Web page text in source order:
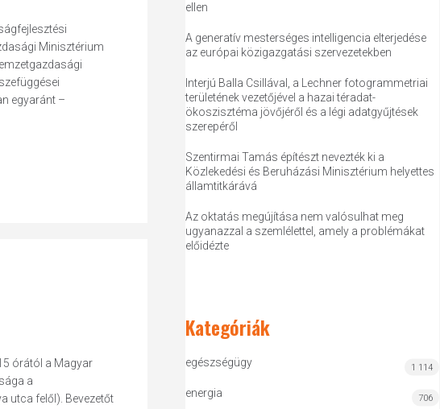
Minisztérium
egyaránt –
órától a Magyar
a
utca felől). Bevezetőt
ellen
A generatív mesterséges intelligencia elterjedése
az európai közigazgatási szervezetekben
Interjú Balla Csillával, a Lechner fotogrammetriai
területének vezetőjével a hazai téradat-
ökoszisztéma jövőjéről és a légi adatgyűjtések
szerepéről
Szentirmai Tamás építészt nevezték ki a
Közlekedési és Beruházási Minisztérium helyettes
államtitkárává
Az oktatás megújítása nem valósulhat meg
ugyanazzal a szemlélettel, amely a problémákat
előidézte
Kategóriák
egészségügy 1 114
energia 706